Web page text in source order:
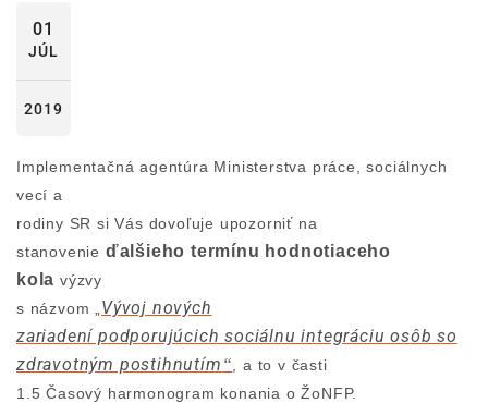
01
JÚL
2019
Implementačná agentúra Ministerstva práce, sociálnych
vecí a
rodiny SR si Vás dovoľuje upozorniť na
stanovenie ďalšieho termínu hodnotiaceho
kola výzvy
s názvom „ Vývoj nových
zariadení podporujúcich sociálnu integráciu osôb so
zdravotným postihnutím “ , a to v časti
1.5 Časový harmonogram konania o ŽoNFP.